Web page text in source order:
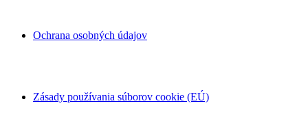
Ochrana osobných údajov
Zásady používania súborov cookie (EÚ)